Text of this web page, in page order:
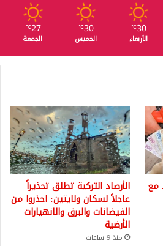
30
℃
الأربعاء
30
℃
الخميس
27
℃
الجمعة
مع الأرصاد التركية تطلق تحذيراً
عاجلاً لسكان ولايتين: احذروا من
الفيضانات والبرق والانهيارات
الأرضية
منذ 9 ساعات